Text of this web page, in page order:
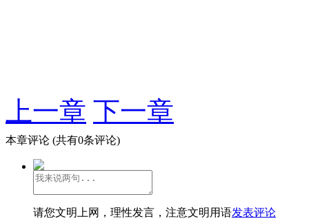
上一章 下一章
本章评论 (共有0条评论)
请您文明上网，理性发言，注意文明用语发表评论